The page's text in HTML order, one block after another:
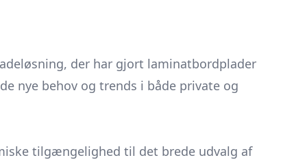
der har gjort laminatbordplader
de nye behov og trends i både private og
tilgængelighed til det brede udvalg af